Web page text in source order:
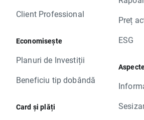
Client Professional
Economisește
Planuri de Investiții
Beneficiu tip dobândă
Card și plăți
Preț
ESG